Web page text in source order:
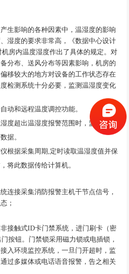
生影响的各种因素中，温湿度的影响
湿度的要求非常高，《数据中心设计
机房内温度湿度作出了具体的规定。对
分布、送风分布等因素影响，机房的
移较大的地方对设备的工作状态存在
检测系统十分必要，监测温湿度变化
动和远程温度调控功能。
度超出温湿度报警范围时，监控仪将
据。
根据采集周期 ,定时读取温湿度值并保
将此数据传给计算机。
连接采集消防报警主机干节点信号，
；
接触式ID卡门禁系统，进门刷卡（密
按钮。门禁锁采用磁力锁或电插锁，
入环境监控系统，一旦门开超时，监
过多媒体或电话语音报警，告之相关